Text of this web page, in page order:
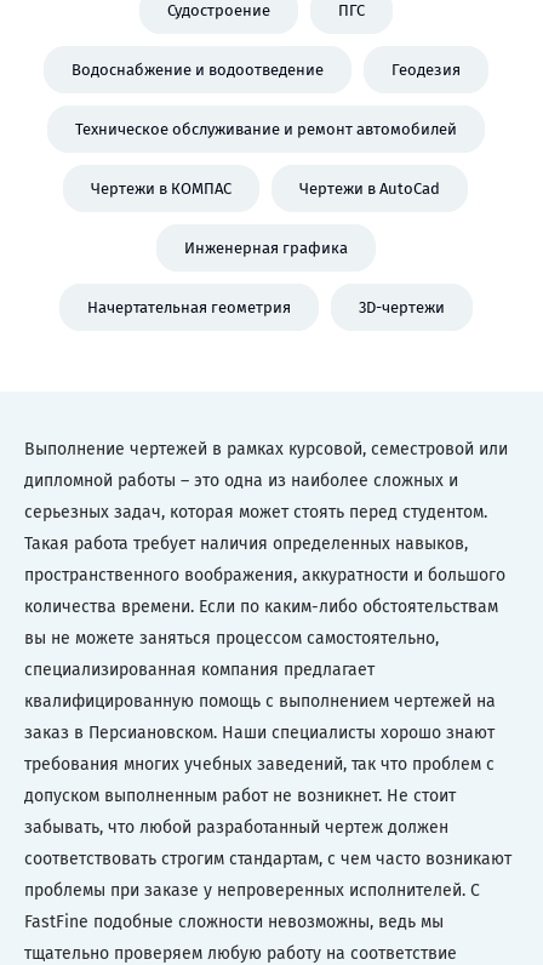
Судостроение ПГС
Водоснабжение и водоотведение Геодезия
Техническое обслуживание и ремонт автомобилей
Чертежи в КОМПАС Чертежи в AutoCad
Инженерная графика
Начертательная геометрия 3D-чертежи
Выполнение чертежей в рамках курсовой, семестровой или
дипломной работы – это одна из наиболее сложных и
серьезных задач, которая может стоять перед студентом.
Такая работа требует наличия определенных навыков,
пространственного воображения, аккуратности и большого
количества времени. Если по каким-либо обстоятельствам
вы не можете заняться процессом самостоятельно,
специализированная компания предлагает
квалифицированную помощь с выполнением чертежей на
заказ в Персиановском. Наши специалисты хорошо знают
требования многих учебных заведений, так что проблем с
допуском выполненным работ не возникнет. Не стоит
забывать, что любой разработанный чертеж должен
соответствовать строгим стандартам, с чем часто возникают
проблемы при заказе у непроверенных исполнителей. С
FastFine подобные сложности невозможны, ведь мы
тщательно проверяем любую работу на соответствие